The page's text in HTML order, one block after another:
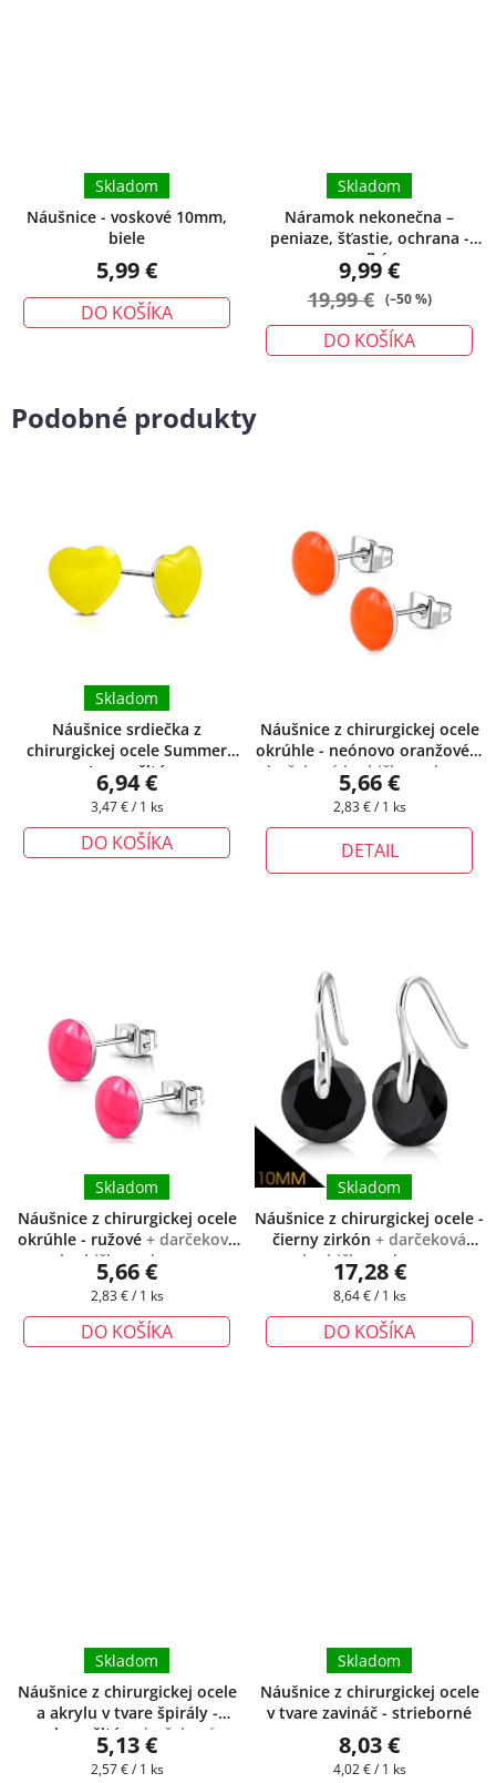
Náušnice - voskové 10mm,
biele
Skladom
5,99 €
DO KOŠÍKA
Náramok nekonečna –
peniaze, šťastie, ochrana -
veľký
Skladom
9,99 €
19,99 € (–50 %)
DO KOŠÍKA
Podobné produkty
Náušnice srdiečka z
chirurgickej ocele Summer
Love - žlté
Skladom
6,94 €
Jednotková
3,47 € / 1 ks
DO KOŠÍKA
Náušnice z chirurgickej ocele
okrúhle - neónovo oranžové+
darčeková krabička zadarmo
5,66 €
Jednotková
2,83 € / 1 ks
DETAIL
Náušnice z chirurgickej ocele
okrúhle - ružové + darčeková
krabička zadarmo
Skladom
5,66 €
Jednotková
2,83 € / 1 ks
DO KOŠÍKA
Náušnice z chirurgickej ocele -
čierny zirkón + darčeková
krabička zadarmo
Skladom
17,28 €
Jednotková
8,64 € / 1 ks
DO KOŠÍKA
Náušnice z chirurgickej ocele
a akrylu v tvare špirály -
zeleno-žlté + darčeková
krabička zadarmo
Skladom
5,13 €
Jednotková
2,57 € / 1 ks
Náušnice z chirurgickej ocele
v tvare zavináč - strieborné
Skladom
8,03 €
Jednotková
4,02 € / 1 ks